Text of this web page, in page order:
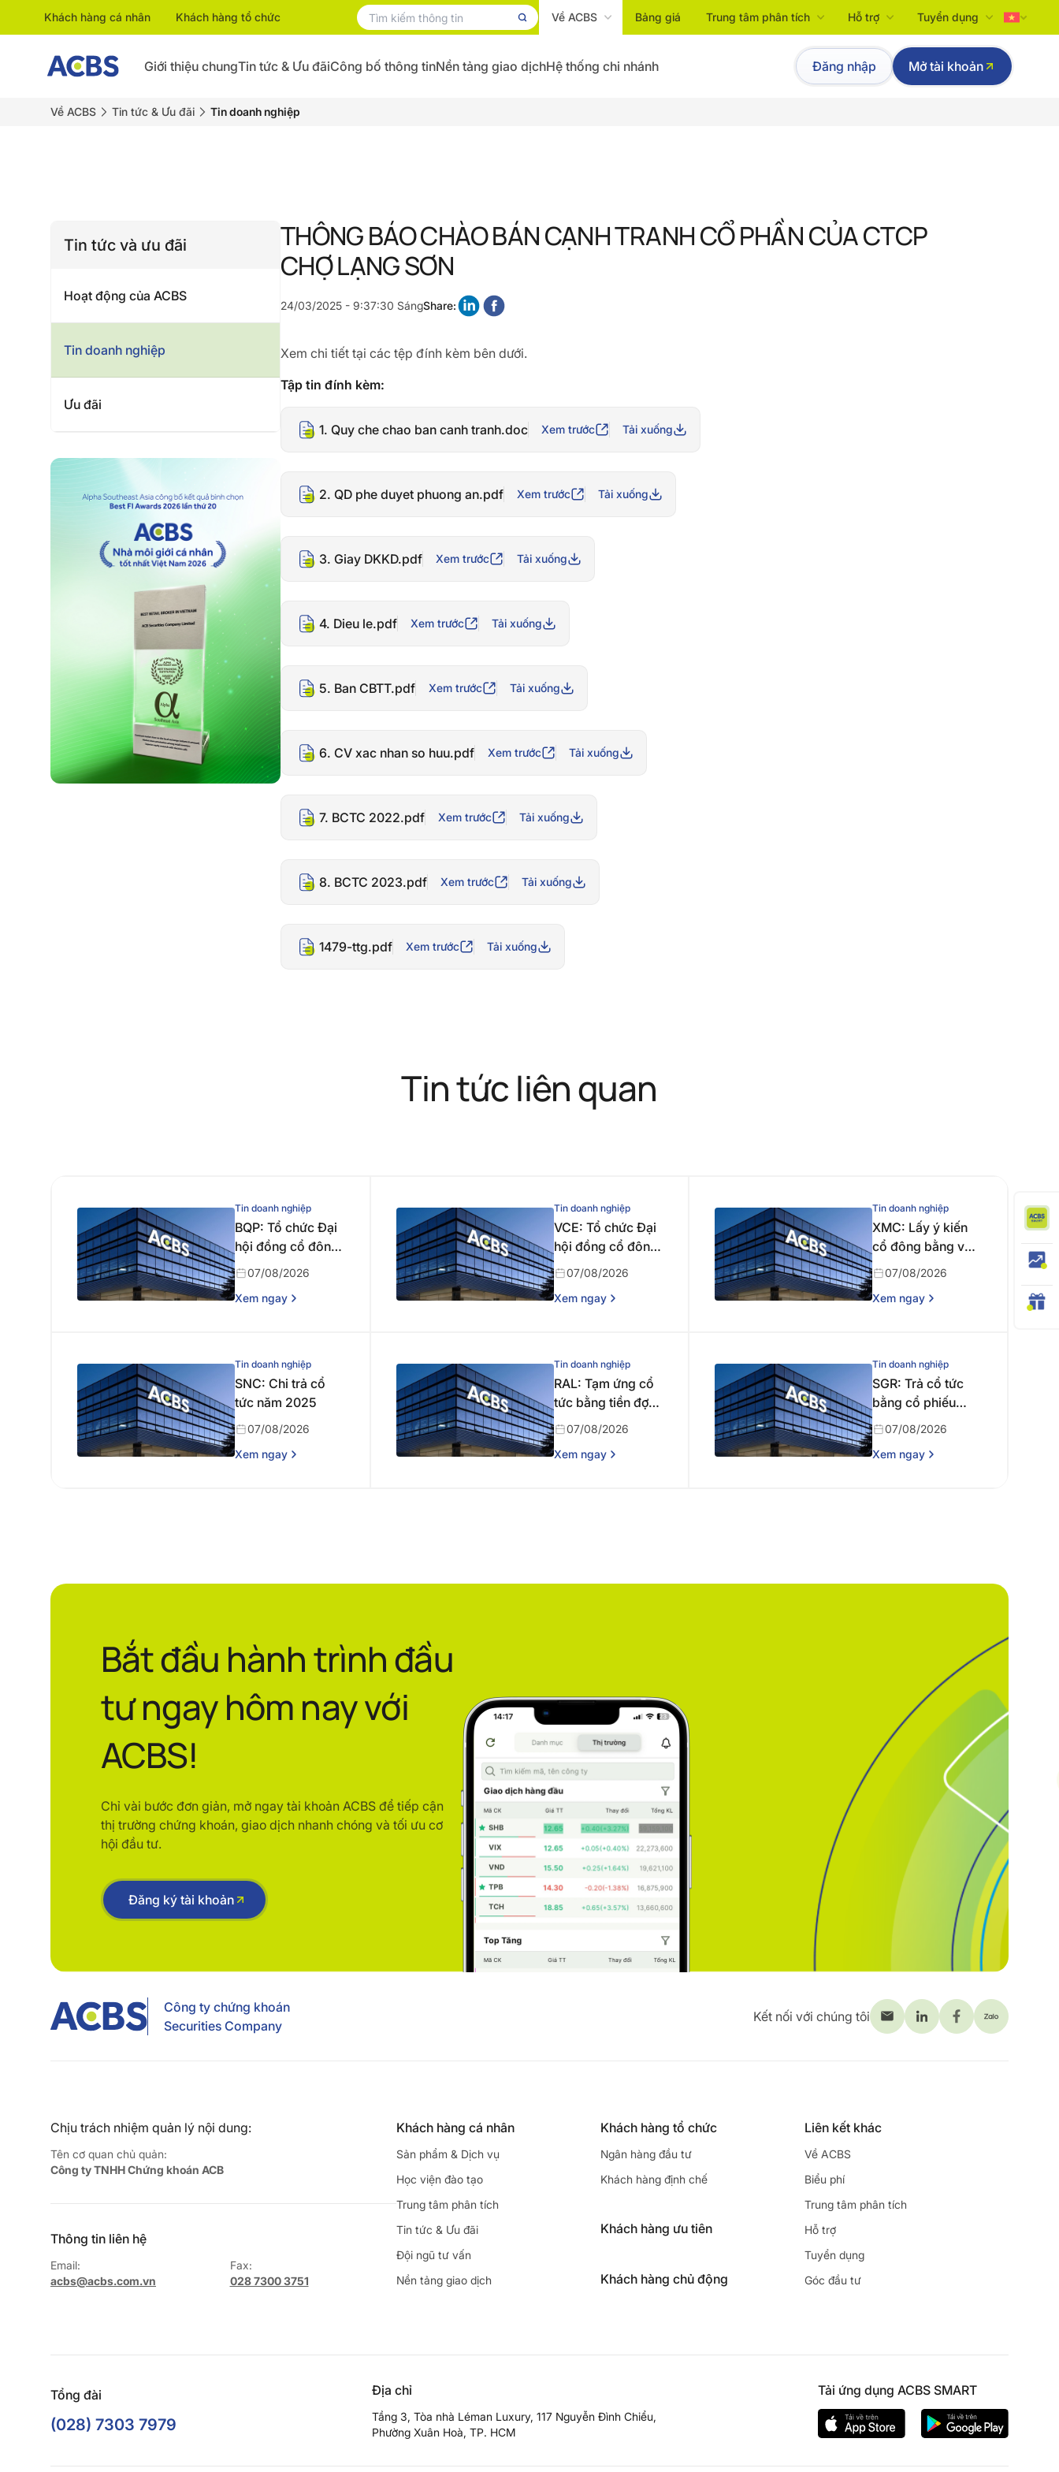
Khách hàng cá nhân Khách hàng tổ chức Về ACBS Bảng giá Trung tâm phân tích Hỗ trợ Tuyển dụng
Tiếng Việt
English
Giới thiệu chungTin tức & Ưu đãiCông bố thông tinNền tảng giao dịchHệ thống chi nhánh Đăng nhập Mở tài khoản
Về ACBS Tin tức & Ưu đãi Tin doanh nghiệp
Tin tức và ưu đãi
Hoạt động của ACBS
Tin doanh nghiệp
Ưu đãi
THÔNG BÁO CHÀO BÁN CẠNH TRANH CỔ PHẦN CỦA CTCP
CHỢ LẠNG SƠN
24/03/2025 - 9:37:30 SángShare:
Xem chi tiết tại các tệp đính kèm bên dưới.
Tập tin đính kèm:
1. Quy che chao ban canh tranh.doc Xem trước Tải xuống
2. QD phe duyet phuong an.pdf Xem trước Tải xuống
3. Giay DKKD.pdf Xem trước Tải xuống
4. Dieu le.pdf Xem trước Tải xuống
5. Ban CBTT.pdf Xem trước Tải xuống
6. CV xac nhan so huu.pdf Xem trước Tải xuống
7. BCTC 2022.pdf Xem trước Tải xuống
8. BCTC 2023.pdf Xem trước Tải xuống
1479-ttg.pdf Xem trước Tải xuống
Tin tức liên quan
Tin doanh nghiệp
BQP: Tổ chức Đại
hội đồng cổ đông
thường niên năm
07/08/2026
Xem ngay
Tin doanh nghiệp
VCE: Tổ chức Đại
hội đồng cổ đông
bất thường năm
2026 lần thứ nhất
07/08/2026
Xem ngay
Tin doanh nghiệp
XMC: Lấy ý kiến
cổ đông bằng văn
bản07/08/2026
Xem ngay
Tin doanh nghiệp
SNC: Chi trả cổ
tức năm 2025
07/08/2026
Xem ngay
Tin doanh nghiệp
RAL: Tạm ứng cổ
tức bằng tiền đợt 1
năm 2026
07/08/2026
Xem ngay
Tin doanh nghiệp
SGR: Trả cổ tức
bằng cổ phiếu
năm 2024
07/08/2026
Xem ngay
Bắt đầu hành trình đầu
tư ngay hôm nay với
ACBS!
Chỉ vài bước đơn giản, mở ngay tài khoản ACBS để tiếp cận
thị trường chứng khoán, giao dịch nhanh chóng và tối ưu cơ
hội đầu tư.
Đăng ký tài khoản
Công ty chứng khoán
Securities Company
Kết nối với chúng tôi
Chịu trách nhiệm quản lý nội dung:
Tên cơ quan chủ quản:
Công ty TNHH Chứng khoán ACB
Thông tin liên hệ
Email:
acbs@acbs.com.vn
Fax:
028 7300 3751
Khách hàng cá nhân
Sản phẩm & Dịch vụ
Học viện đào tạo
Trung tâm phân tích
Tin tức & Ưu đãi
Đội ngũ tư vấn
Nền tảng giao dịch
Khách hàng tổ chức
Ngân hàng đầu tư
Khách hàng định chế
Khách hàng ưu tiên
Khách hàng chủ động
Liên kết khác
Về ACBS
Biểu phí
Trung tâm phân tích
Hỗ trợ
Tuyển dụng
Góc đầu tư
Tổng đài
(028) 7303 7979
Địa chỉ
Tầng 3, Tòa nhà Léman Luxury, 117 Nguyễn Đình Chiểu,
Phường Xuân Hoà, TP. HCM
Tải ứng dụng ACBS SMART